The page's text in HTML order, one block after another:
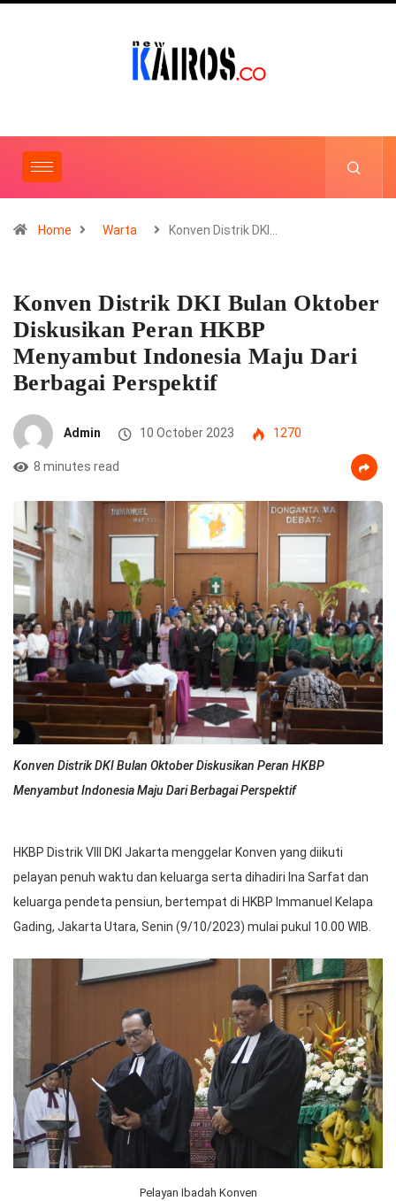
Home Warta Konven Distrik DKI…
Konven Distrik DKI Bulan Oktober
Diskusikan Peran HKBP
Menyambut Indonesia Maju Dari
Berbagai Perspektif
Admin 10 October 2023 1270
8 minutes read
Konven Distrik DKI Bulan Oktober Diskusikan Peran HKBP
Menyambut Indonesia Maju Dari Berbagai Perspektif
HKBP Distrik VIII DKI Jakarta menggelar Konven yang diikuti
pelayan penuh waktu dan keluarga serta dihadiri Ina Sarfat dan
keluarga pendeta pensiun, bertempat di HKBP Immanuel Kelapa
Gading, Jakarta Utara, Senin (9/10/2023) mulai pukul 10.00 WIB.
Pelayan Ibadah Konven